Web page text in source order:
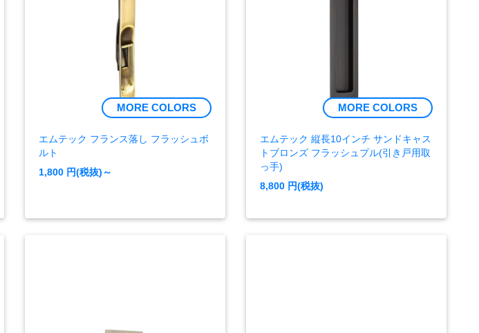
MORE COLORS
エムテック フランス落し フラッシュボ
ルト
1,800 円(税抜)～
MORE COLORS
エムテック 縦長10インチ サンドキャス
トブロンズ フラッシュプル(引き戸用取
っ手)
8,800 円(税抜)